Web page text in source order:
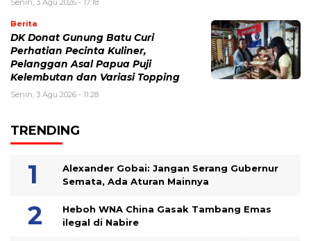
Senin, 3 Agu 2026 - 17:18
Berita
DK Donat Gunung Batu Curi
Perhatian Pecinta Kuliner,
Pelanggan Asal Papua Puji
Kelembutan dan Variasi Topping
Senin, 3 Agu 2026 - 11:28
TRENDING
Alexander Gobai: Jangan Serang Gubernur
Semata, Ada Aturan Mainnya
Heboh WNA China Gasak Tambang Emas
ilegal di Nabire